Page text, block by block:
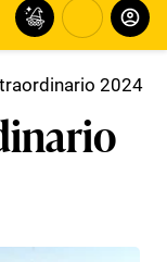
2024